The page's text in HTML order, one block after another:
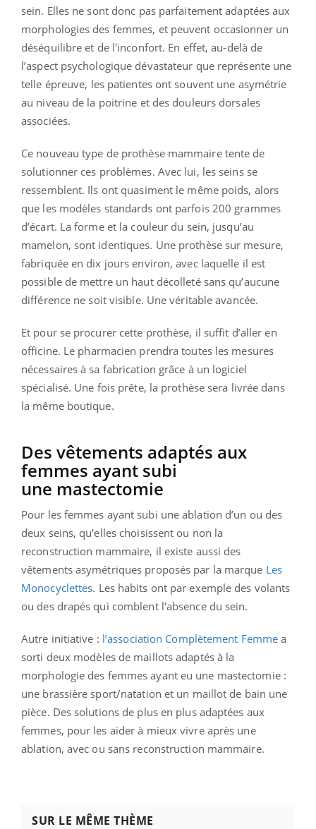
sein. Elles ne sont donc pas parfaitement adaptées aux
morphologies des femmes, et peuvent occasionner un
déséquilibre et de l'inconfort. En effet, au-delà de
l’aspect psychologique dévastateur que représente une
telle épreuve, les patientes ont souvent une asymétrie
au niveau de la poitrine et des douleurs dorsales
associées.
Ce nouveau type de prothèse mammaire tente de
solutionner ces problèmes. Avec lui, les seins se
ressemblent. Ils ont quasiment le même poids, alors
que les modèles standards ont parfois 200 grammes
d’écart. La forme et la couleur du sein, jusqu’au
mamelon, sont identiques. Une prothèse sur mesure,
fabriquée en dix jours environ, avec laquelle il est
possible de mettre un haut décolleté sans qu’aucune
différence ne soit visible. Une véritable avancée.
Et pour se procurer cette prothèse, il suffit d’aller en
officine. Le pharmacien prendra toutes les mesures
nécessaires à sa fabrication grâce à un logiciel
spécialisé. Une fois prête, la prothèse sera livrée dans
la même boutique.
Des vêtements adaptés aux
femmes ayant subi
une mastectomie
Pour les femmes ayant subi une ablation d’un ou des
deux seins, qu’elles choisissent ou non la
reconstruction mammaire, il existe aussi des
vêtements asymétriques proposés par la marque Les
Monocyclettes. Les habits ont par exemple des volants
ou des drapés qui comblent l'absence du sein.
Autre initiative : l’association Complètement Femme a
sorti deux modèles de maillots adaptés à la
morphologie des femmes ayant eu une mastectomie :
une brassière sport/natation et un maillot de bain une
pièce. Des solutions de plus en plus adaptées aux
femmes, pour les aider à mieux vivre après une
ablation, avec ou sans reconstruction mammaire.
SUR LE MÊME THÈME